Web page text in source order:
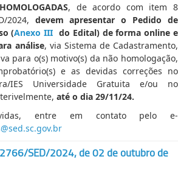
, de acordo com item 8
2024, devem apresentar o Pedido de
(Anexo III do Edital) de forma online e
análise, via Sistema de Cadastramento,
para o(s) motivo(s) da não homologação,
e as devidas correções no
IES Universidade Gratuita e/ou no
até o dia 29/11/24.
entre em contato pelo e-
SED/2024,de 02 de outubro de